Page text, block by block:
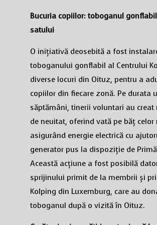
Bucuria copiilor: toboganul
satului
O inițiativă deosebită a fost
toboganului gonflabil al Centrului
diverse locuri din Oituz, pentru a
copiilor din fiecare zonă. Pe durata
săptămâni, tinerii voluntari au creat
de neuitat, oferind vată pe băț celor
asigurând energie electrică cu
generator pus la dispoziție de
Această acțiune a fost posibilă
sprijinului primit de la membrii și
Kolping din Luxemburg, care au
toboganul după o vizită în Oituz.